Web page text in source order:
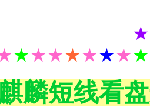
★
★★★★★★★★
麟短线看